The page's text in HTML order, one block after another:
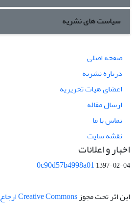
سیاست های نشریه
صفحه اصلی
درباره نشریه
اعضای هیات تحریریه
ارسال مقاله
تماس با ما
نقشه سایت
اخبار و اعلانات
0c90d57b4998a011397-02-04
این اثر تحت مجوز Creative Commons ارجاع 4.0 بین‌المللی